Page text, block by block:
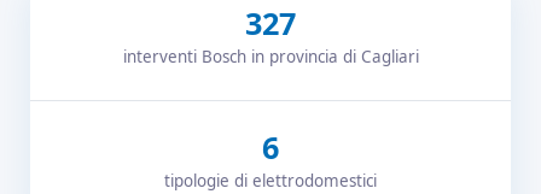
327
interventi Bosch in provincia di Cagliari
6
tipologie di elettrodomestici